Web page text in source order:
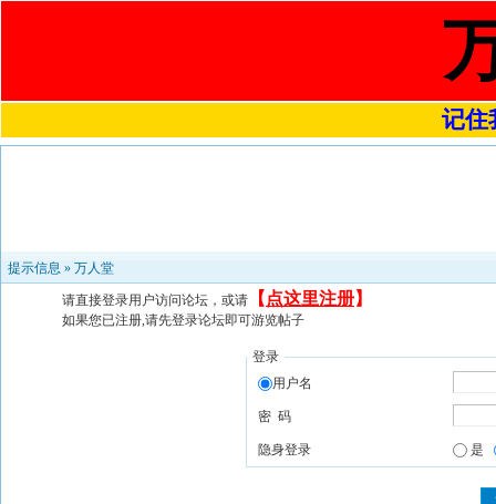
记住
提示信息 » 万人堂
请直接登录用户访问论坛，或请 【 点这里注册】
如果您已注册,请先登录论坛即可游览帖子
登录
用户名
密 码
隐身登录 是